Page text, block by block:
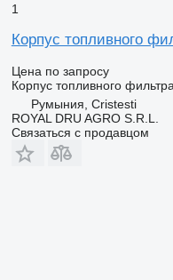
1
Корпус топливного
Цена по запросу
Корпус топливного фильтра
Румыния, Cristesti
ROYAL DRU AGRO S.R.L.
Связаться с продавцом